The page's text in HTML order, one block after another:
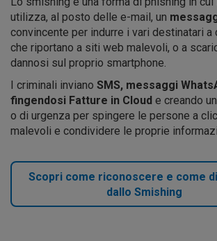
utilizza, al posto delle e-mail, un
convincente per indurre i vari destinatari a
che riportano a siti web malevoli, o a
dannosi sul proprio smartphone.
I criminali inviano SMS, messaggi
fingendosi Fatture in Cloud e creando
o di urgenza per spingere le persone a
malevoli e condividere le proprie
Scopri come riconoscere e come
dallo Smishing